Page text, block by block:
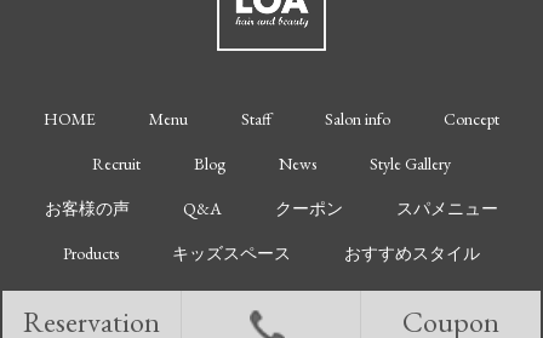
Reservation Coupon
HOME Menu Staff Salon info Concept
Recruit Blog News Style Gallery
お客様の声 Q&A クーポン スパメニュー
Products キッズスペース おすすめスタイル